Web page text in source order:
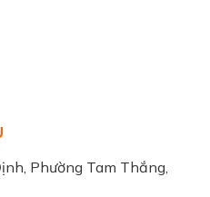
Phường Tam Thắng,